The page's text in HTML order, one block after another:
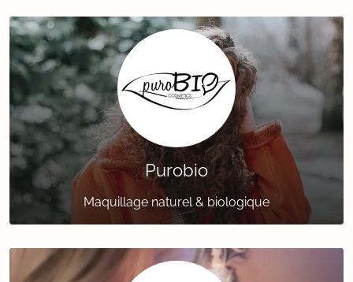
Purobio
Maquillage naturel & biologique